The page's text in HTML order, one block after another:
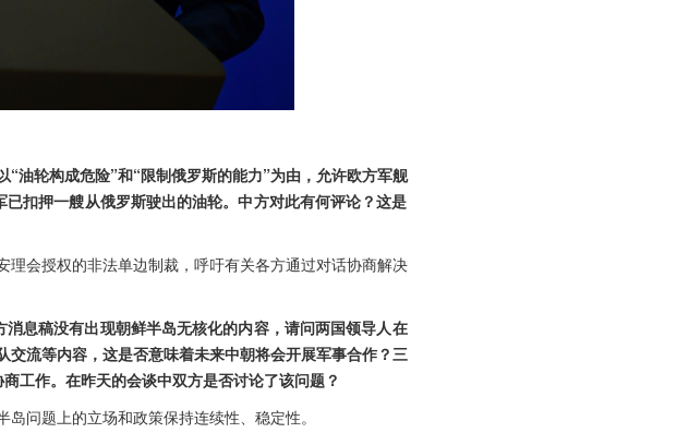
油轮构成危险”和“限制俄罗斯的能力”为由，允许欧方军舰
扣押一艘从俄罗斯驶出的油轮。中方对此有何评论？这是
会授权的非法单边制裁，呼吁有关各方通过对话协商解决
息稿没有出现朝鲜半岛无核化的内容，请问两国领导人在
流等内容，这是否意味着未来中朝将会开展军事合作？三
工作。在昨天的会谈中双方是否讨论了该问题？
问题上的立场和政策保持连续性、稳定性。